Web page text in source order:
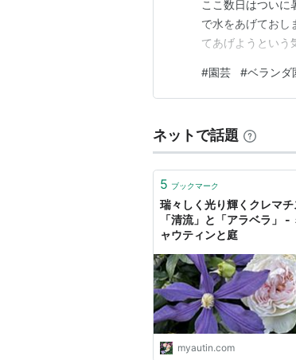
ここ数日はついに
で水をあげておし
てあげようという
から2番花が咲き
から新なツルを伸
#園芸 #ベランダ
ネットで話題
5 ブックマーク
瑞々しく光り輝くクレマチ
「清流」と「アラベラ」 -
ャウティンと庭
myautin.com